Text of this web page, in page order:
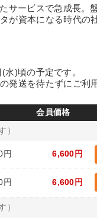
サービスで急成長。
が資本になる時代の
)頃の予定です。
送を待たずにご利
会員価格
）
円 6,600円
円 6,600円
）